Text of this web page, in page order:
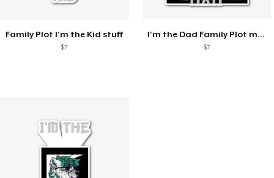
Family Plot I'm the Kid stuff
$7
I'm the Dad Family Plot merch
$7